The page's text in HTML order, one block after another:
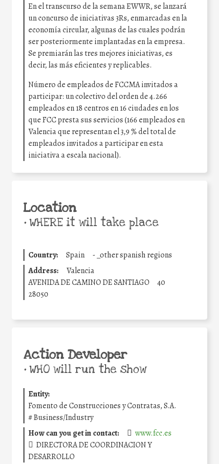
En el transcurso de la semana EWWR, se lanzará
un concurso de iniciativas 3Rs, enmarcadas en la
economía circular, algunas de las cuales podrán
ser posteriormente implantadas en la empresa.
Se premiarán las tres mejores iniciativas, es
decir, las más eficientes y replicables.
Número de empleados de FCCMA invitados a
participar: un colectivo del orden de 4.266
empleados en 18 centros en 16 ciudades en los
que FCC presta sus servicios (166 empleados en
Valencia que representan el 3,9 % del total de
empleados invitados a participar en esta
iniciativa a escala nacional).
Location
•WHERE it will take place
Country: Spain - _other spanish regions
Address:
Valencia
AVENIDA DE CAMINO DE SANTIAGO
40
28050
Action Developer
•WHO will run the show
Entity:
Fomento de Construcciones y Contratas, S.A.
#Business/Industry
How can you get in contact:
www.fcc.es
DIRECTORA DE COORDINACION Y
DESARROLLO